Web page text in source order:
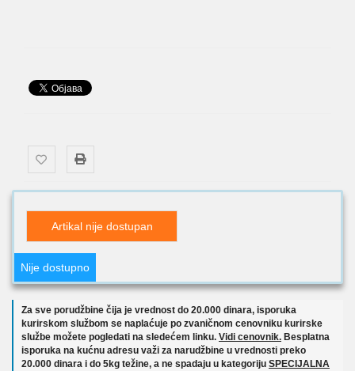
Artikal nije dostupan
Nije dostupno
Za sve porudžbine čija je vrednost do 20.000 dinara, isporuka
kurirskom službom se naplaćuje po zvaničnom cenovniku kurirske
službe možete pogledati na sledećem linku. Vidi cenovnik. Besplatna
isporuka na kućnu adresu važi za narudžbine u vrednosti preko
20.000 dinara i do 5kg težine, a ne spadaju u kategoriju SPECIJALNA